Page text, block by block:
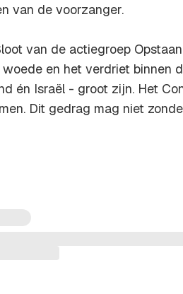
van de voorzanger.
van de actiegroep
en het verdriet binnen
én Israël - groot zijn. Het
Dit gedrag mag niet